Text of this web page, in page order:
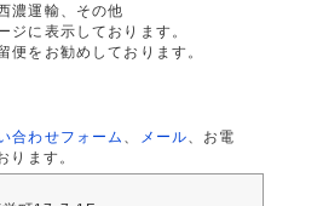
濃運輸、その他
ジに表示しております。
便をお勧めしております。
合わせフォーム メール 、お電
ります。